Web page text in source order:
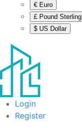
€ Euro
£ Pound Sterling
$ US Dollar
Login
Register